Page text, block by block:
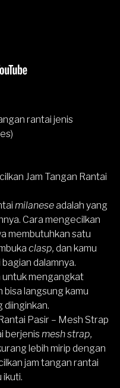
rantai jenis
Jam Tangan Rantai
milaneseadalah yang
Cara mengecilkan
membutuhkan satu
clasp, dan kamu
dalamnya.
untuk mengangkat
bisa langsung kamu
diinginkan.
Pasir – Mesh Strap
berjenis mesh strap,
lebih mirip dengan
jam tangan rantai
ikuti.